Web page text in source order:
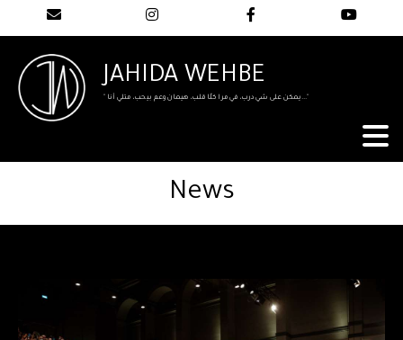
JAHIDA WEHBE
" يمكن على شي درب، في مرا كلّا قلب، هيمان وعم بيحب، متلي أنا..."
News